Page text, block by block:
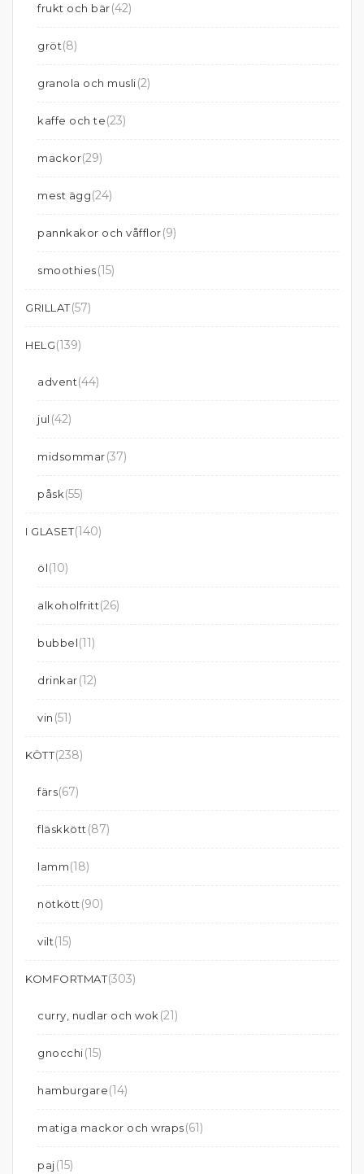
frukt och bär(42)
gröt(8)
granola och musli(2)
kaffe och te(23)
mackor(29)
mest ägg(24)
pannkakor och våfflor(9)
smoothies(15)
GRILLAT(57)
HELG(139)
advent(44)
jul (42)
midsommar(37)
påsk(55)
I GLASET(140)
öl(10)
alkoholfritt(26)
bubbel(11)
drinkar(12)
vin (51)
KÖTT(238)
färs(67)
fläskkött (87)
lamm(18)
nötkött (90)
vilt(15)
KOMFORTMAT(303)
curry, nudlar och wok (21)
gnocchi(15)
hamburgare(14)
matiga mackor och wraps(61)
paj(15)